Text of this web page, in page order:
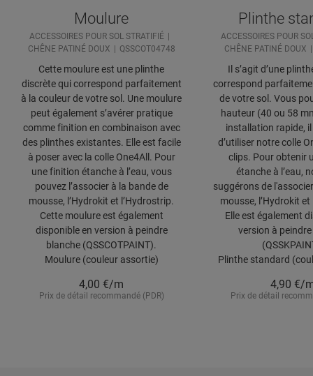
Moulure
ACCESSOIRES POUR SOL STRATIFIÉ
CHÊNE PATINÉ DOUX
QSSCOT04748
Cette moulure est une plinthe
discrète qui correspond parfaitement
à la couleur de votre sol. Une moulure
peut également s’avérer pratique
comme finition en combinaison avec
des plinthes existantes. Elle est facile
à poser avec la colle One4All. Pour
une finition étanche à l’eau, vous
pouvez l’associer à la bande de
mousse, l’Hydrokit et l’Hydrostrip.
Cette moulure est également
disponible en version à peindre
blanche (QSSCOTPAINT).
Moulure (couleur assortie)
4,00 €/m
Prix de détail recommandé (PDR)
Plinthe
ACCESSOIRES POUR
CHÊNE PATINÉ DOUX
Il s’agit d’une
correspond
de votre sol. Vous
hauteur (40 ou 58
installation rapide,
d’utiliser notre colle
clips. Pour obtenir
étanche à l’eau,
suggérons de
mousse, l’Hydrokit
Elle est également
version à
Plinthe standard
4,90 €/
Prix de détail